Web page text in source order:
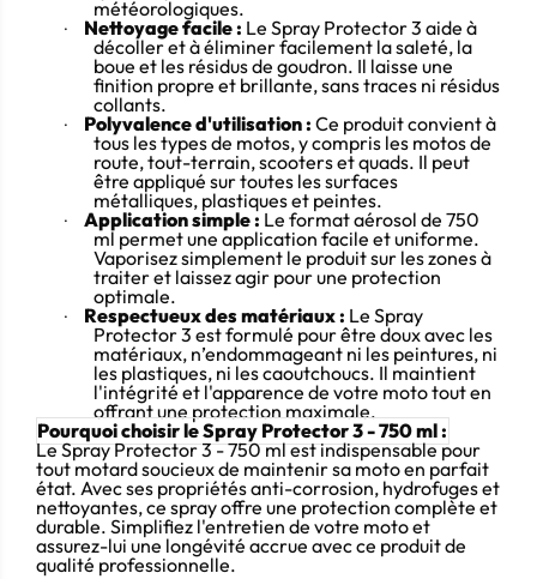
météorologiques.
· Nettoyage facile : Le Spray Protector 3 aide à
décoller et à éliminer facilement la saleté, la
boue et les résidus de goudron. Il laisse une
finition propre et brillante, sans traces ni résidus
collants.
· Polyvalence d'utilisation : Ce produit convient à
tous les types de motos, y compris les motos de
route, tout-terrain, scooters et quads. Il peut
être appliqué sur toutes les surfaces
métalliques, plastiques et peintes.
· Application simple : Le format aérosol de 750
ml permet une application facile et uniforme.
Vaporisez simplement le produit sur les zones à
traiter et laissez agir pour une protection
optimale.
· Respectueux des matériaux : Le Spray
Protector 3 est formulé pour être doux avec les
matériaux, n’endommageant ni les peintures, ni
les plastiques, ni les caoutchoucs. Il maintient
l'intégrité et l'apparence de votre moto tout en
offrant une protection maximale.
Pourquoi choisir le Spray Protector 3 - 750 ml :
Le Spray Protector 3 - 750 ml est indispensable pour
tout motard soucieux de maintenir sa moto en parfait
état. Avec ses propriétés anti-corrosion, hydrofuges et
nettoyantes, ce spray offre une protection complète et
durable. Simplifiez l'entretien de votre moto et
assurez-lui une longévité accrue avec ce produit de
qualité professionnelle.